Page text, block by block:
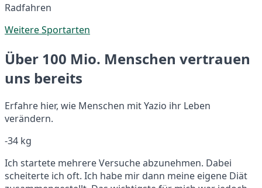
Radfahren
Weitere Sportarten
Über 100 Mio. Menschen vertrauen
uns bereits
Erfahre hier, wie Menschen mit Yazio ihr Leben
verändern.
-34 kg
Ich startete mehrere Versuche abzunehmen. Dabei
scheiterte ich oft. Ich habe mir dann meine eigene Diät